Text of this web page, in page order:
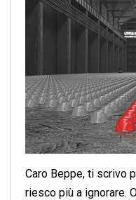
Caro Beppe, ti scrivo
riesco più a ignorare.